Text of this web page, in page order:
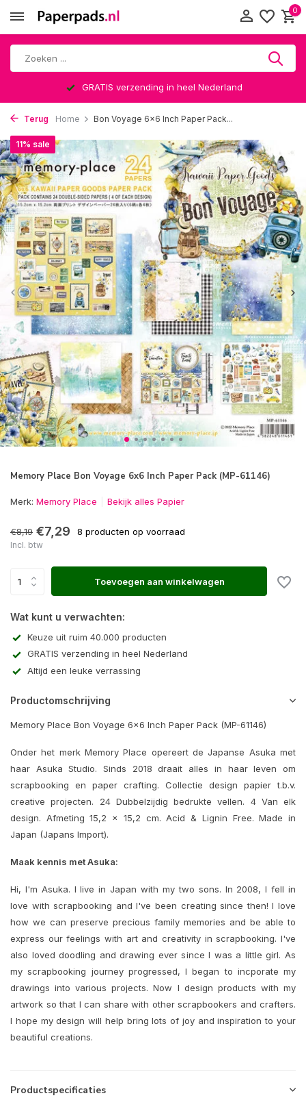
0
GRATIS verzending in heel Nederland
Terug Home Bon Voyage 6x6 Inch Paper Pack...
Memory Place Bon Voyage 6x6 Inch Paper Pack (MP-61146)
11% sale
Merk: Memory Place Bekijk alles Papier
€8,19 €7,29 8 producten op voorraad
Incl. btw
Toevoegen aan winkelwagen
Wat kunt u verwachten:
Keuze uit ruim 40.000 producten
GRATIS verzending in heel Nederland
Altijd een leuke verrassing
Productomschrijving
Memory Place Bon Voyage 6x6 Inch Paper Pack (MP-61146)
Onder het merk Memory Place opereert de Japanse Asuka met
haar Asuka Studio. Sinds 2018 draait alles in haar leven om
scrapbooking en paper crafting. Collectie design papier t.b.v.
creative projecten. 24 Dubbelzijdig bedrukte vellen. 4 Van elk
design. Afmeting 15,2 x 15,2 cm. Acid & Lignin Free. Made in
Japan (Japans Import).
Maak kennis met Asuka:
Hi, I'm Asuka. I live in Japan with my two sons. In 2008, I fell in
love with scrapbooking and I've been creating since then! I love
how we can preserve precious family memories and be able to
express our feelings with art and creativity in scrapbooking. I've
also loved doodling and drawing ever since I was a little girl. As
my scrapbooking journey progressed, I began to incporate my
drawings into various projects. Now I design products with my
artwork so that I can share with other scrapbookers and crafters.
I hope my design will help bring lots of joy and inspiration to your
beautiful creations.
Productspecificaties